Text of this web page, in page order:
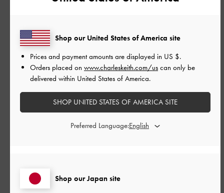
シンプルで使いやすい！
めです。
ブロックヒールなので安定感があって履きやすいです。
Minatomirai店スタッフM
とてもよかった
Shop our Japan site
Shop our United States of America site
Prices and payment amounts are displayed in US $.
Orders placed on www.charleskeith.com/us can only be
delivered within United States of America.
SHOP UNITED STATES OF AMERICA SITE
Preferred Language: